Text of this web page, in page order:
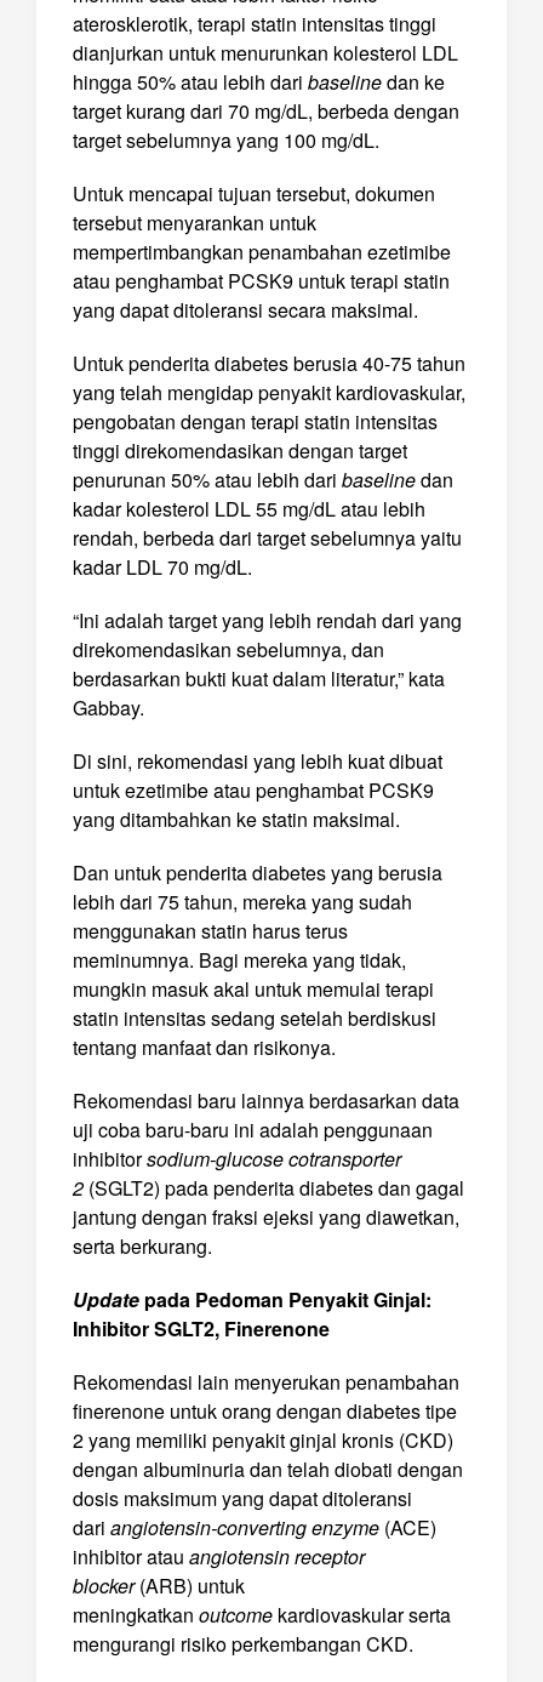
aterosklerotik, terapi statin intensitas tinggi
dianjurkan untuk menurunkan kolesterol LDL
hingga 50% atau lebih dari baselinedan ke
target kurang dari 70 mg/dL, berbeda dengan
target sebelumnya yang 100 mg/dL.
Untuk mencapai tujuan tersebut, dokumen
tersebut menyarankan untuk
mempertimbangkan penambahan ezetimibe
atau penghambat PCSK9 untuk terapi statin
yang dapat ditoleransi secara maksimal.
Untuk penderita diabetes berusia 40-75 tahun
yang telah mengidap penyakit kardiovaskular,
pengobatan dengan terapi statin intensitas
tinggi direkomendasikan dengan target
penurunan 50% atau lebih dari baselinedan
kadar kolesterol LDL 55 mg/dL atau lebih
rendah, berbeda dari target sebelumnya yaitu
kadar LDL 70 mg/dL.
“Ini adalah target yang lebih rendah dari yang
direkomendasikan sebelumnya, dan
berdasarkan bukti kuat dalam literatur,” kata
Gabbay.
Di sini, rekomendasi yang lebih kuat dibuat
untuk ezetimibe atau penghambat PCSK9
yang ditambahkan ke statin maksimal.
Dan untuk penderita diabetes yang berusia
lebih dari 75 tahun, mereka yang sudah
menggunakan statin harus terus
meminumnya. Bagi mereka yang tidak,
mungkin masuk akal untuk memulai terapi
statin intensitas sedang setelah berdiskusi
tentang manfaat dan risikonya.
Rekomendasi baru lainnya berdasarkan data
uji coba baru-baru ini adalah penggunaan
inhibitorsodium-glucose cotransporter
2 (SGLT2) pada penderita diabetes dan gagal
jantung dengan fraksi ejeksi yang diawetkan,
serta berkurang.
Update pada Pedoman Penyakit Ginjal:
Inhibitor SGLT2, Finerenone
Rekomendasi lain menyerukan penambahan
finerenone untuk orang dengan diabetes tipe
2 yang memiliki penyakit ginjal kronis (CKD)
dengan albuminuria dan telah diobati dengan
dosis maksimum yang dapat ditoleransi
dari angiotensin-converting enzyme (ACE)
inhibitor atau angiotensin receptor
blocker(ARB) untuk
meningkatkan outcome kardiovaskular serta
mengurangi risiko perkembangan CKD.